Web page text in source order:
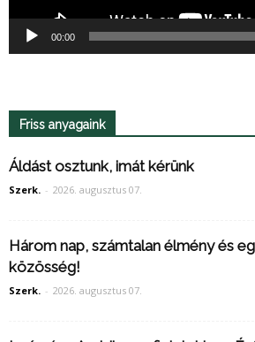
00:00
Friss anyagaink
Áldást osztunk, imát kérünk
Szerk. - 2026. augusztus 07.
Három nap, számtalan élmény és
közösség!
Szerk. - 2026. augusztus 07.